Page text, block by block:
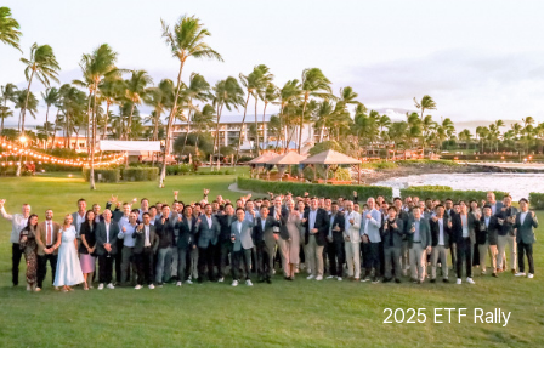
2025 ETF Rally